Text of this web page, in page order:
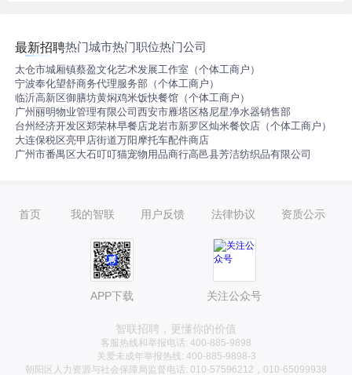
最新招聘热门城市热门职位热门公司
太仓市城厢镇蔡盈文化艺术发展工作室（个体工商户）
宁波奉化望舒商务代理服务部（个体工商户）
临沂高新区御膳坊黄焖鸡米饭快餐馆（个体工商户）
广州丽明物业管理有限公司西安市雁塔区格尼星净水器销售部
台州经济开发区郑荣林早餐店龙岩市新罗区灿米餐饮店（个体工商户）
大连保税区亮甲店街道万阳摩托车配件商店
广州市番禺区大石叮叮猫宠物用品商行高邑县芳洁纺织品有限公司
首页 我的智联 用户反馈 法律协议 资质公示
APP下载 关注公众号
智联招聘，更懂你的价值
客服热线和举报电话: 400-885-9898
关爱未成年举报热线: 400-885-9898-3
朝阳区人力资源与社会保障局监督电话: 010-57596212，010-65099938